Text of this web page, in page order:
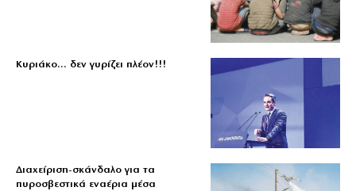
Κυριάκο… δεν γυρίζει πλέον!!!
Διαχείριση-σκάνδαλο για τα
πυροσβεστικά εναέρια μέσα